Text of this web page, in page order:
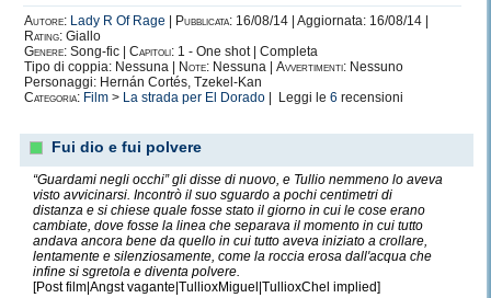
Autore: Lady R Of Rage Pubblicata: 16/08/14 | Aggiornata: 16/08/14 |
Rating: Giallo
Genere: Song-fic | Capitoli: 1 - One shot | Completa
Tipo di coppia: Nessuna |
Note: Nessuna | Avvertimenti: Nessuno
Personaggi: Hernán Cortés, Tzekel-Kan
Categoria: Film > La strada per El Dorado | Leggi le 6 recensioni
Fui dio e fui polvere
“Guardami negli occhi” gli disse di nuovo, e Tullio nemmeno lo aveva
visto avvicinarsi. Incontrò il suo sguardo a pochi centimetri di
distanza e si chiese quale fosse stato il giorno in cui le cose erano
cambiate, dove fosse la linea che separava il momento in cui tutto
andava ancora bene da quello in cui tutto aveva iniziato a crollare,
lentamente e silenziosamente, come la roccia erosa dall'acqua che
infine si sgretola e diventa polvere.
[Post film|Angst vagante|TullioxMiguel|TullioxChel implied]